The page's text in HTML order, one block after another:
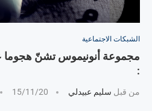
الشبكات الاجتماعية
مجموعة أنونيموس تشنّ هجوما
:
من قبل سليم عبيدلي 15/11/20